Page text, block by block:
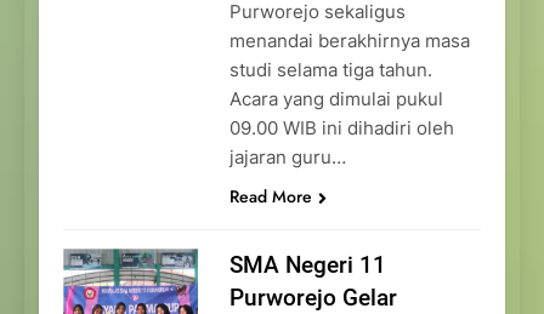
Purworejo sekaligus
menandai berakhirnya masa
studi selama tiga tahun.
Acara yang dimulai pukul
09.00 WIB ini dihadiri oleh
jajaran guru…
Read More
SMA Negeri 11
Purworejo Gelar